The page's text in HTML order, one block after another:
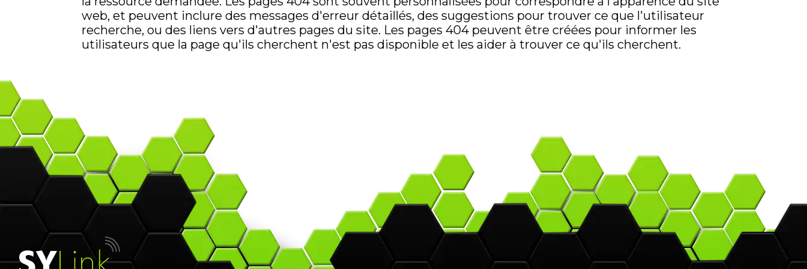
web, et peuvent inclure des messages d'erreur détaillés, des suggestions pour trouver ce que l'utilisateur
recherche, ou des liens vers d'autres pages du site. Les pages 404 peuvent être créées pour informer les
utilisateurs que la page qu'ils cherchent n'est pas disponible et les aider à trouver ce qu'ils cherchent.